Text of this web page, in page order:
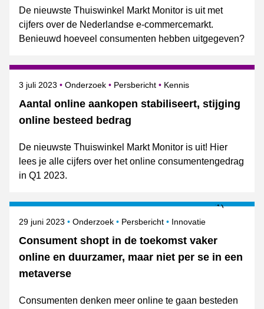
De nieuwste Thuiswinkel Markt Monitor is uit met
cijfers over de Nederlandse e-commercemarkt.
Benieuwd hoeveel consumenten hebben uitgegeven?
Aantal online aankopen stabiliseert, stijging
online besteed bedrag
Gepubliceerd op
3 juli 2023 Categorie
Onderzoek Persbericht Onderwerpen
Kennis
De nieuwste Thuiswinkel Markt Monitor is uit! Hier
lees je alle cijfers over het online consumentengedrag
in Q1 2023.
Consument shopt in de toekomst vaker
online en duurzamer, maar niet per se in een
metaverse
Gepubliceerd op
29 juni 2023 Categorie
Onderzoek Persbericht Onderwerpen
Innovatie
Consumenten denken meer online te gaan besteden